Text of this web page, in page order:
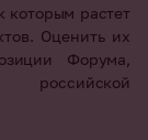
которым растет
Оценить их
Форума,
российской